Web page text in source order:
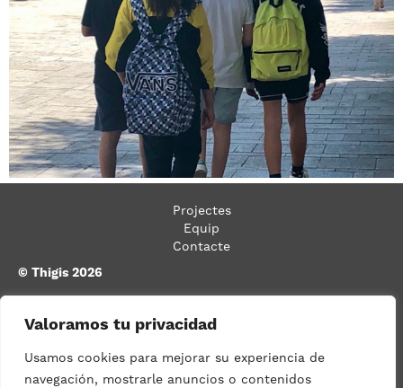
Valoramos tu privacidad
Usamos cookies para mejorar su experiencia de
navegación, mostrarle anuncios o contenidos
Projectes
Equip
Contacte
© Thigis 2026
08026 Barcelona
93 533 03 08
info@thigis.com